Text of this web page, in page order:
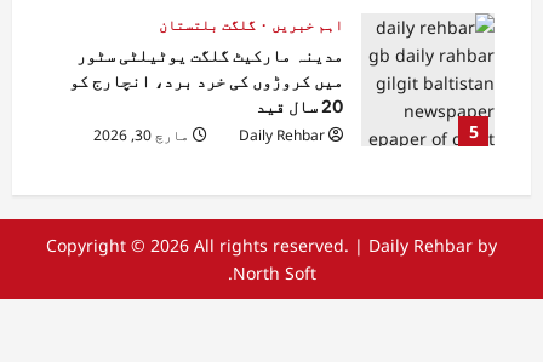
5
اہم خبریں
گلگت بلتستان
مدینہ مارکیٹ گلگت یوٹیلٹی سٹور
میں کروڑوں کی خرد برد، انچارج کو
20 سال قید
Daily Rehbar
مارچ 30, 2026
Copyright © 2026 All rights reserved. | Daily Rehbar by
North Soft.